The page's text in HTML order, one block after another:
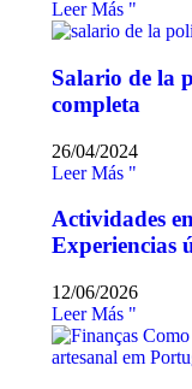
Leer Más "
Salario de la
completa
26/04/2024
Leer Más "
Actividades
Experiencias
12/06/2026
Leer Más "